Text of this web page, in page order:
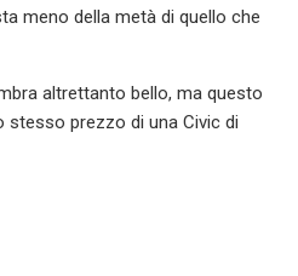
meno della metà di quello che
altrettanto bello, ma questo
prezzo di una Civic di